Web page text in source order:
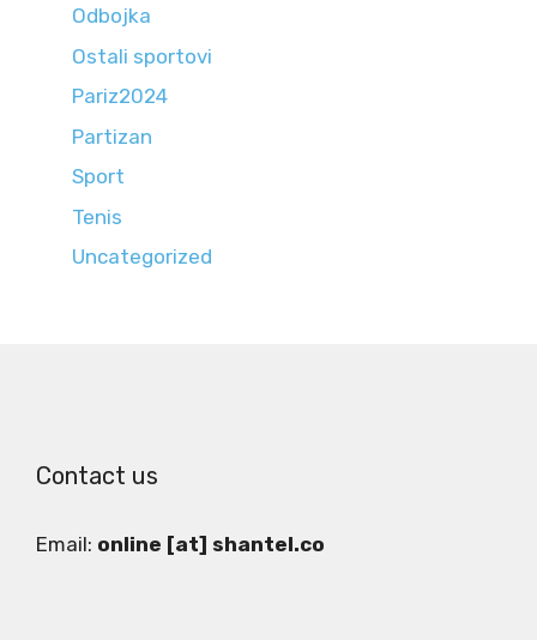
Odbojka
Ostali sportovi
Pariz2024
Partizan
Sport
Tenis
Uncategorized
Contact us
Email: online [at] shantel.co